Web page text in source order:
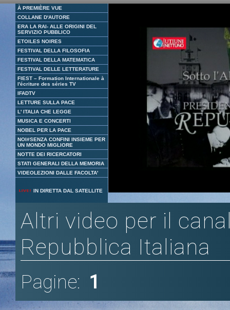
À PREMIÈRE VUE
COLLANE D'AUTORE
ERA LA RAI- ALLE ORIGINI DEL
SERVIZIO PUBBLICO
ETOILES NOIRES
FESTIVAL DELLA FILOSOFIA
FESTIVAL DELLA MATEMATICA
FESTIVAL DELLE LETTERATURE
FIEST – Formation Internationale à
l'écriture des séries TV
IFADTV
LETTURE SULLA PACE
L' ITALIA CHE LEGGE
MUSICA E CONCERTI
NOBEL PER LA PACE
NOI#SENZA CONFINI INSIEME PER
UN MONDO MIGLIORE
NOTTE DEI RICERCATORI
STATI GENERALI DELLA MEMORIA
VIDEOLEZIONI DALLE FACOLTA'
IN DIRETTA DAL SATELLITE
1.88%
Altri video per il
Repubblica Italiana
Pagine: 1